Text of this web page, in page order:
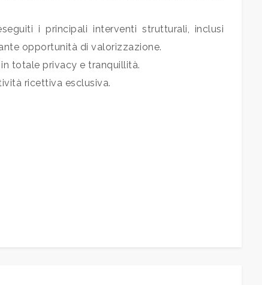
i principali interventi strutturali, inclusi
opportunità di valorizzazione.
totale privacy e tranquillità.
ricettiva esclusiva.